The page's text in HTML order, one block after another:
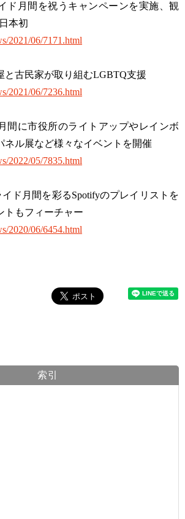
ド月間を祝うキャンペーンを実施、観
本初
2021/06/7171.html
と古民家が取り組むLGBTQ支援
2021/06/7236.html
間に市役所のライトアップやレインボ
ネル展など様々なイベントを開催
2022/05/7835.html
イド月間を彩るSpotifyのプレイリストを
トもフィーチャー
2020/06/6454.html
索引